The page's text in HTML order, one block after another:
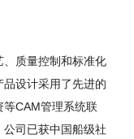
质量控制和标准化
设计采用了先进的
CAM管理系统联
司已获中国船级社